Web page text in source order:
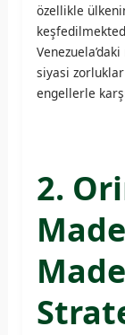
özellikle
siyasi
engellerle
2.